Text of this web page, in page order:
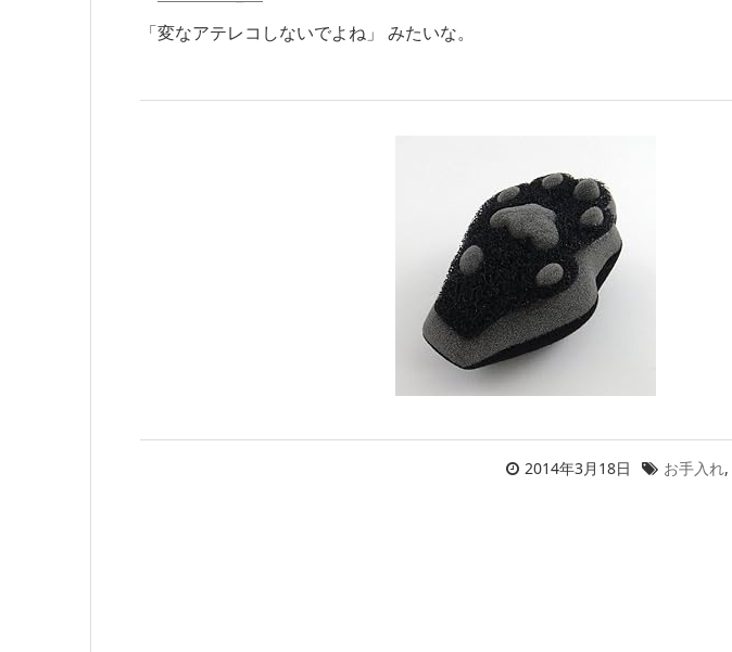
「変なアテレコしないでよね」 みたいな。
2014年3月18日 お手入れ,